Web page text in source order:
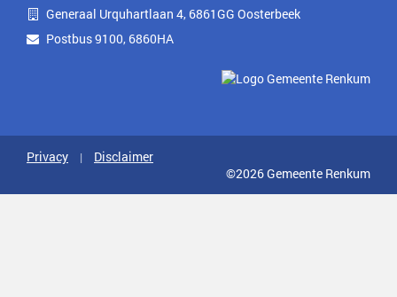
Bezoekadres
Generaal Urquhartlaan 4, 6861GG Oosterbeek
Postadres
Postbus 9100, 6860HA
Privacy
Disclaimer
©2026 Gemeente Renkum